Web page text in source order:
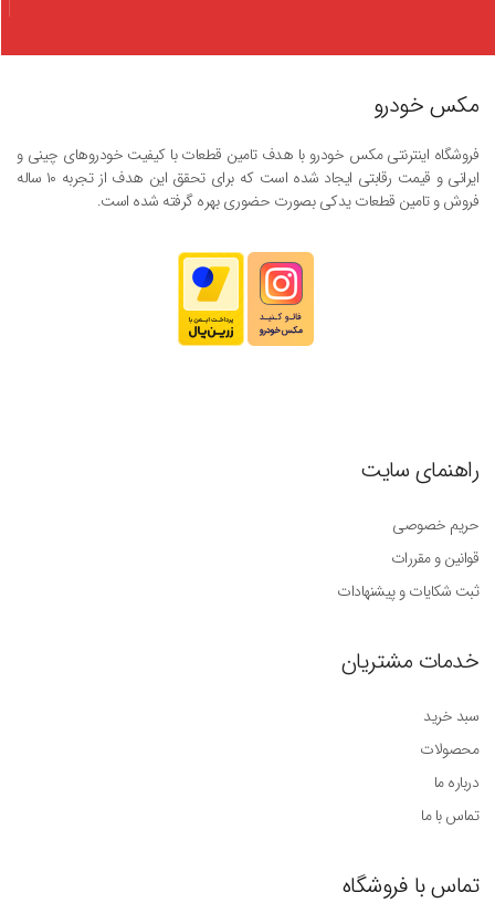
مکس خودرو
فروشگاه اینترنتی مکس خودرو با هدف تامین قطعات با کیفیت خودروهای چینی و
ایرانی و قیمت رقابتی ایجاد شده است که برای تحقق این هدف از تجربه ۱۰ ساله
فروش و تامین قطعات یدکی بصورت حضوری بهره گرفته شده است.
راهنمای سایت
حریم خصوصی
قوانین و مقررات
ثبت شکایات و پیشنهادات
خدمات مشتریان
سبد خرید
محصولات
درباره ما
تماس با ما
تماس با فروشگاه